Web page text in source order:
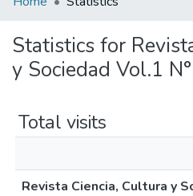
Statistics for
y Sociedad Vol.1
Total visits
Revista Ciencia, Cultura y